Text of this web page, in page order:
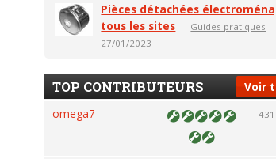
Pièces détachées
tous les sites — Guides pratiques —
27/01/2023
Voir
TOP CONTRIBUTEURS
omega7